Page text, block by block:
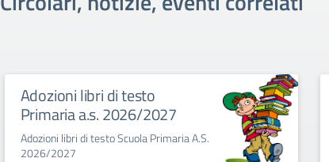
Adozioni libri di testo
Primaria a.s. 2026/2027
Adozioni libri di testo Scuola Primaria A.S.
2026/2027